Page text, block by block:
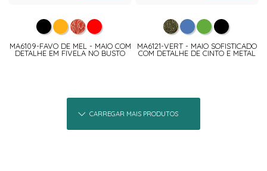
MA6109-FAVO DE MEL - MAIO COM
DETALHE EM FIVELA NO BUSTO
MA6121-VERT - MAIO SOFISTICADO
COM DETALHE DE CINTO E METAL
CARREGAR MAIS PRODUTOS